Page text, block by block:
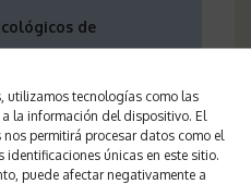
utilizamos tecnologías como las
la información del dispositivo. El
permitirá procesar datos como el
únicas en este sitio.
puede afectar negativamente a
de
Balears-